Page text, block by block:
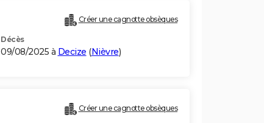
Créer une cagnotte obsèques
Décès
09/08/2025 à Decize (Nièvre)
Créer une cagnotte obsèques